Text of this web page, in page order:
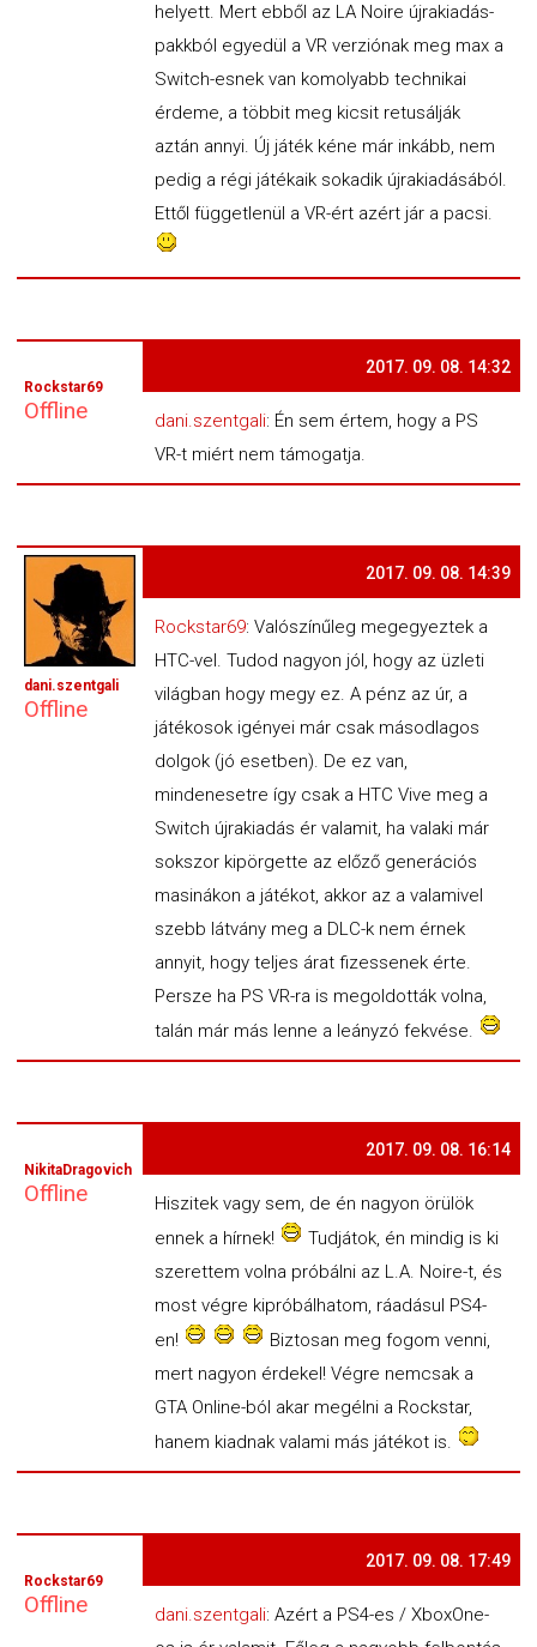
helyett. Mert ebből az LA Noire újrakiadás-
pakkból egyedül a VR verziónak meg max a
Switch-esnek van komolyabb technikai
érdeme, a többit meg kicsit retusálják
aztán annyi. Új játék kéne már inkább, nem
pedig a régi játékaik sokadik újrakiadásából.
Ettől függetlenül a VR-ért azért jár a pacsi.
Rockstar69
Offline
2017. 09. 08. 14:32
dani.szentgali: Én sem értem, hogy a PS
VR-t miért nem támogatja.
dani.szentgali
Offline
2017. 09. 08. 14:39
Rockstar69: Valószínűleg megegyeztek a
HTC-vel. Tudod nagyon jól, hogy az üzleti
világban hogy megy ez. A pénz az úr, a
játékosok igényei már csak másodlagos
dolgok (jó esetben). De ez van,
mindenesetre így csak a HTC Vive meg a
Switch újrakiadás ér valamit, ha valaki már
sokszor kipörgette az előző generációs
masinákon a játékot, akkor az a valamivel
szebb látvány meg a DLC-k nem érnek
annyit, hogy teljes árat fizessenek érte.
Persze ha PS VR-ra is megoldották volna,
talán már más lenne a leányzó fekvése.
NikitaDragovich
Offline
2017. 09. 08. 16:14
Hiszitek vagy sem, de én nagyon örülök
ennek a hírnek!
Tudjátok, én mindig is ki
szerettem volna próbálni az L.A. Noire-t, és
most végre kipróbálhatom, ráadásul PS4-
en!
Biztosan meg fogom venni,
mert nagyon érdekel! Végre nemcsak a
GTA Online-ból akar megélni a Rockstar,
hanem kiadnak valami más játékot is.
Rockstar69
Offline
2017. 09. 08. 17:49
dani.szentgali: Azért a PS4-es / XboxOne-